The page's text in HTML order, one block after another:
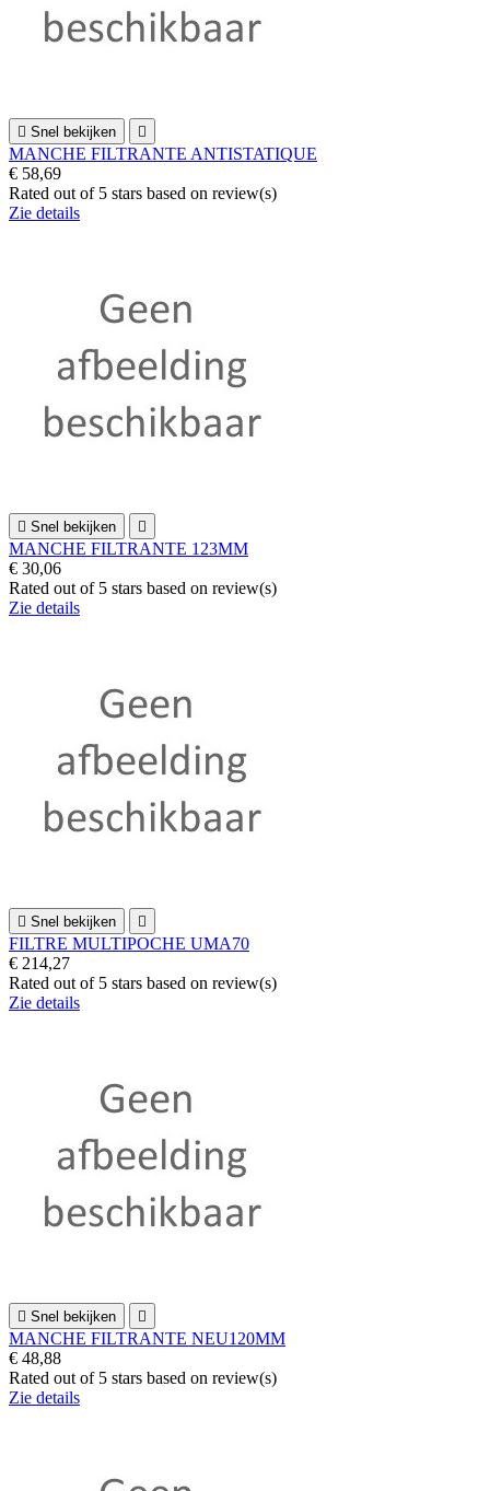
 Snel bekijken 
MANCHE FILTRANTE ANTISTATIQUE
€ 58,69
Rated out of 5 stars based on review(s)
Zie details
 Snel bekijken 
MANCHE FILTRANTE 123MM
€ 30,06
Rated out of 5 stars based on review(s)
Zie details
 Snel bekijken 
FILTRE MULTIPOCHE UMA70
€ 214,27
Rated out of 5 stars based on review(s)
Zie details
 Snel bekijken 
MANCHE FILTRANTE NEU120MM
€ 48,88
Rated out of 5 stars based on review(s)
Zie details